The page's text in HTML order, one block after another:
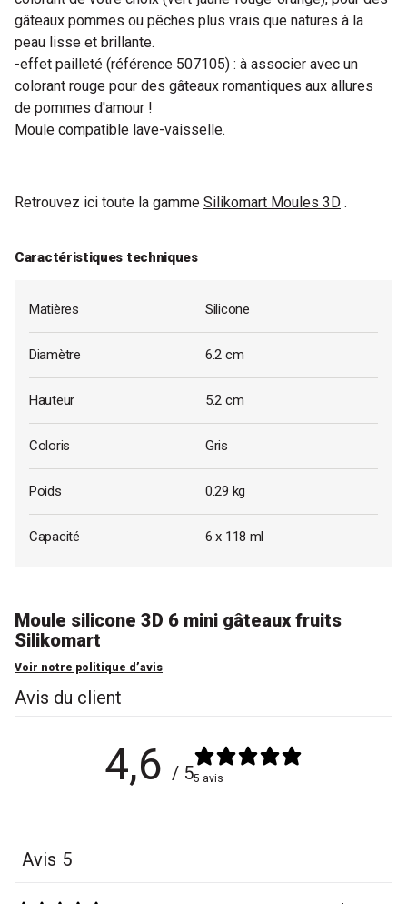
gâteaux pommes ou pêches plus vrais que natures à la
peau lisse et brillante.
-effet pailleté (référence 507105) : à associer avec un
colorant rouge pour des gâteaux romantiques aux allures
de pommes d'amour !
Moule compatible lave-vaisselle.
Retrouvez ici toute la gamme Silikomart Moules 3D .
Caractéristiques techniques
Matières Silicone
Diamètre 6.2 cm
Hauteur 5.2 cm
Coloris Gris
Poids 0.29 kg
Capacité 6 x 118 ml
Moule silicone 3D 6 mini gâteaux fruits
Silikomart
Voir notre politique d’avis
Avis du client
4,6 / 55 avis
Avis 5